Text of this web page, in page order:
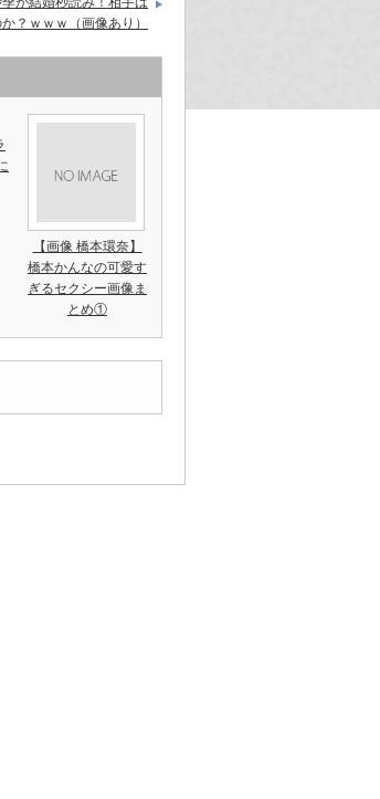
？ｗｗｗ（画像あり）
【画像 橋本環奈】
橋本かんなの可愛す
ぎるセクシー画像ま
とめ①